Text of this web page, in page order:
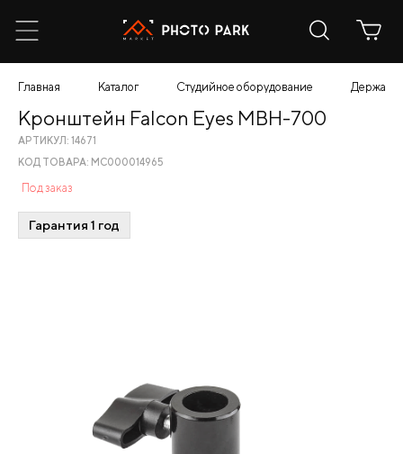
Главная Каталог Студийное оборудование
Кронштейн Falcon Eyes MBH-700
АРТИКУЛ: 14671
КОД ТОВАРА: МС000014965
Под заказ
Гарантия 1 год